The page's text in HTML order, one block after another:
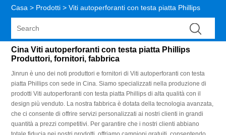
Casa > Prodotti > Viti autoperforanti con testa piatta Phillips
Cina Viti autoperforanti con testa piatta Phillips
Produttori, fornitori, fabbrica
Jinrun è uno dei noti produttori e fornitori di Viti autoperforanti con testa
piatta Phillips con sede in Cina. Siamo specializzati nella produzione di
prodotti Viti autoperforanti con testa piatta Phillips di alta qualità con il
design più venduto. La nostra fabbrica è dotata della tecnologia avanzata,
che ci consente di offrire servizi personalizzati ai nostri clienti in grandi
quantità a prezzi competitivi. Per garantire che i nostri clienti abbiano